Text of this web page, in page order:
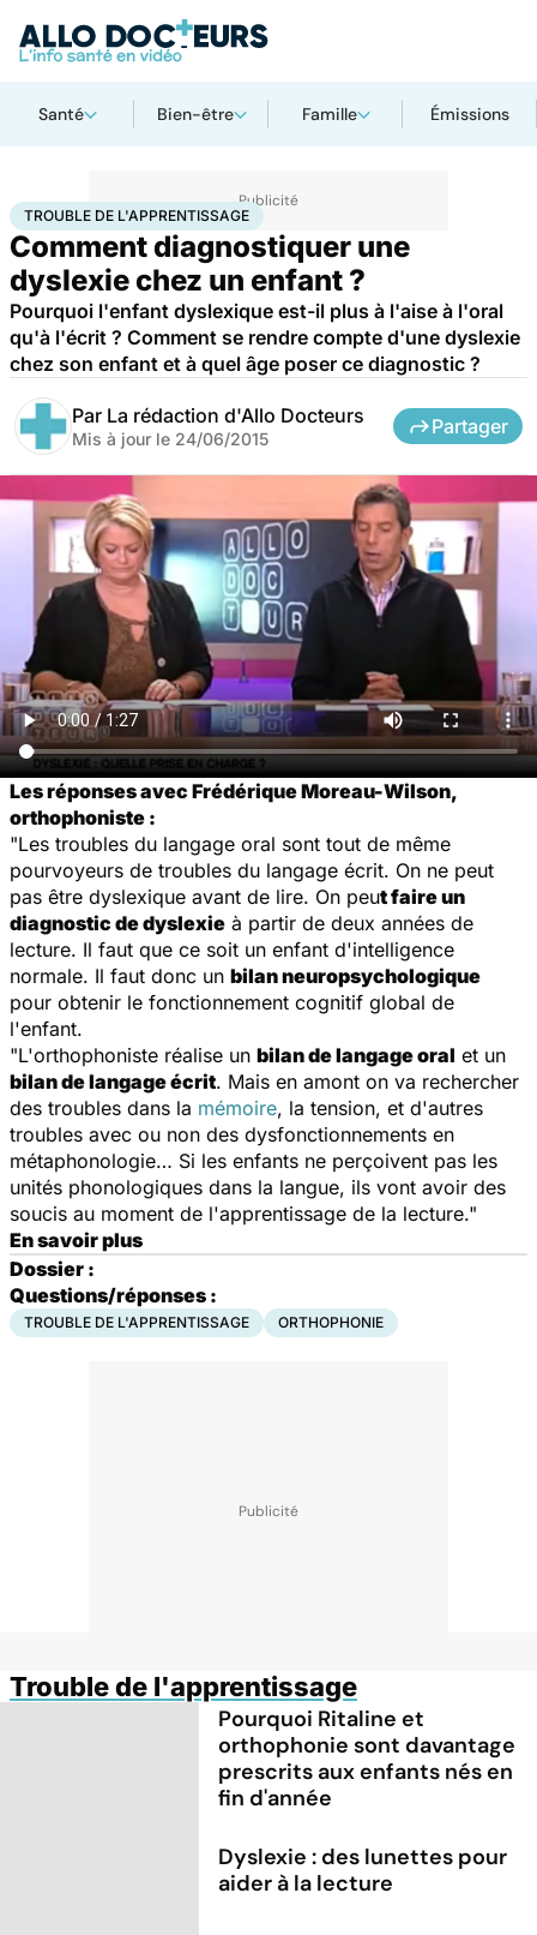
Santé Bien-être Famille Émissions
AccueilSantéTrouble de l'apprentissage
TROUBLE DE L'APPRENTISSAGE
Comment diagnostiquer une
dyslexie chez un enfant ?
Pourquoi l'enfant dyslexique est-il plus à l'aise à l'oral
qu'à l'écrit ? Comment se rendre compte d'une dyslexie
chez son enfant et à quel âge poser ce diagnostic ?
Par La rédaction d'Allo Docteurs
Mis à jour le 24/06/2015
Partager
Les réponses avec Frédérique Moreau-Wilson,
orthophoniste :
"Les troubles du langage oral sont tout de même
pourvoyeurs de troubles du langage écrit. On ne peut
pas être dyslexique avant de lire. On peut faire un
diagnostic de dyslexie à partir de deux années de
lecture. Il faut que ce soit un enfant d'intelligence
normale. Il faut donc un bilan neuropsychologique
pour obtenir le fonctionnement cognitif global de
l'enfant.
"L'orthophoniste réalise un bilan de langage oral et un
bilan de langage écrit. Mais en amont on va rechercher
des troubles dans la mémoire, la tension, et d'autres
troubles avec ou non des dysfonctionnements en
métaphonologie… Si les enfants ne perçoivent pas les
unités phonologiques dans la langue, ils vont avoir des
soucis au moment de l'apprentissage de la lecture."
En savoir plus
Dossier :
Questions/réponses :
TROUBLE DE L'APPRENTISSAGE ORTHOPHONIE
Trouble de l'apprentissage
Pourquoi Ritaline et
orthophonie sont davantage
prescrits aux enfants nés en
fin d'année
Dyslexie : des lunettes pour
aider à la lecture